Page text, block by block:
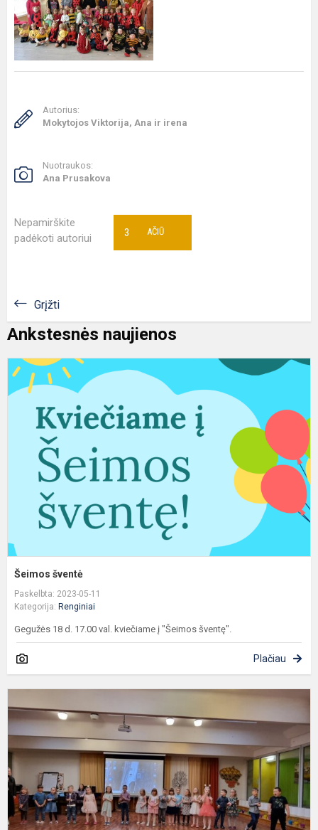
Autorius:
Mokytojos Viktorija, Ana ir irena
Nuotraukos:
Ana Prusakova
Nepamirškite
padėkoti autoriui
AČIŪ
3
Grįžti
Ankstesnės naujienos
Šeimos šventė
Paskelbta: 2023-05-11
Kategorija: Renginiai
Gegužės 18 d. 17.00 val. kviečiame į "Šeimos šventę".
Plačiau